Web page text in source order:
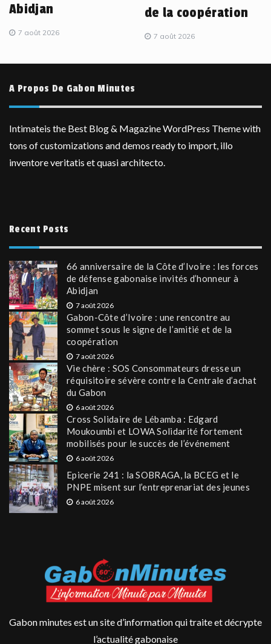
Abidjan
7 août 2026
de la coopération
7 août 2026
A Propos De Gabon Minutes
Intimateis the Best Blog & Magazine WordPress Theme with
tons of customizations and demos ready to import, illo
inventore veritatis et quasi architecto.
Recent Posts
66 anniversaire de la Côte d’Ivoire : les forces
de défense gabonaise invités d’honneur à
Abidjan
7 août 2026
Gabon-Côte d’Ivoire : une rencontre au
sommet sous le signe de l’amitié et de la
coopération
7 août 2026
Vie chère : SOS Consommateurs dresse un
réquisitoire sévère contre la Centrale d’achat
du Gabon
6 août 2026
Cross Solidaire de Lébamba : Edgard
Moukoumbi et LOWA Solidarité fortement
mobilisés pour le succès de l’événement
6 août 2026
Epicerie 241 : la SOBRAGA, la BCEG et le
PNPE misent sur l’entreprenariat des jeunes
6 août 2026
Gabon minutes est un site d’information qui traite et décrypte
l’actualité gabonaise